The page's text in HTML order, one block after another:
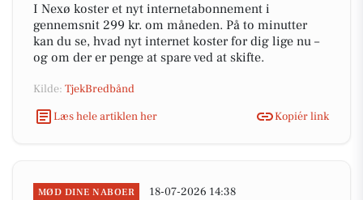
I Nexø koster et nyt internetabonnement i
gennemsnit 299 kr. om måneden. På to minutter
kan du se, hvad nyt internet koster for dig lige nu –
og om der er penge at spare ved at skifte.
Kilde: TjekBredbånd
Læs hele artiklen her
Kopiér link
MØD DINE NABOER 18-07-2026 14:38